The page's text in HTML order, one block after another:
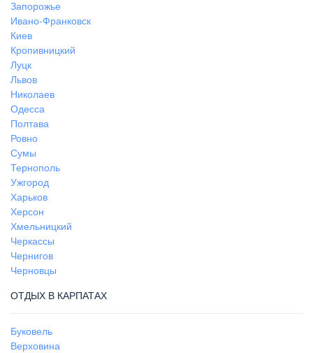
Запорожье
Ивано-Франковск
Киев
Кропивницкий
Луцк
Львов
Николаев
Одесса
Полтава
Ровно
Сумы
Тернополь
Ужгород
Харьков
Херсон
Хмельницкий
Черкассы
Чернигов
Черновцы
ОТДЫХ В КАРПАТАХ
Буковель
Верховина